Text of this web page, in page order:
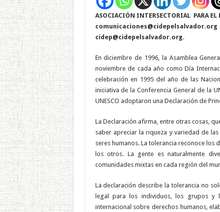
ASOCIACIÓN INTERSECTORIAL PARA
comunicaciones@cidepelsalvador.org
cidep@cidepelsalvador.org.
En diciembre de 1996, la Asamblea
noviembre de cada año como Día
celebración en 1995 del año de las
iniciativa de la Conferencia General de la
UNESCO adoptaron una Declaración de
La Declaración afirma, entre otras cosas,
saber apreciar la riqueza y variedad de
seres humanos. La tolerancia reconoce los
los otros. La gente es naturalmente
comunidades mixtas en cada región del
La declaración describe la tolerancia no
legal para los individuos, los grupos y
internacional sobre derechos humanos,